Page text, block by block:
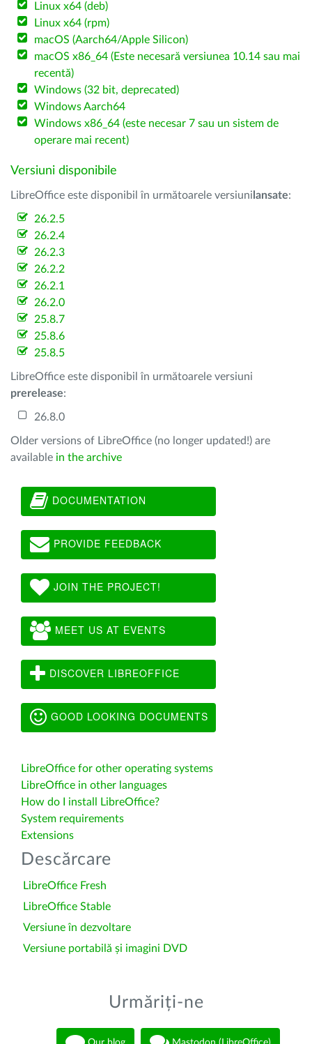
Linux x64 (deb)
Linux x64 (rpm)
macOS (Aarch64/Apple Silicon)
macOS x86_64 (Este necesară versiunea 10.14 sau mai
recentă)
Windows (32 bit, deprecated)
Windows Aarch64
Windows x86_64 (este necesar 7 sau un sistem de
operare mai recent)
Versiuni disponibile
LibreOffice este disponibil în următoarele versiuni lansate:
26.2.5
26.2.4
26.2.3
26.2.2
26.2.1
26.2.0
25.8.7
25.8.6
25.8.5
LibreOffice este disponibil în următoarele versiuni
prerelease:
26.8.0
Older versions of LibreOffice (no longer updated!) are
available in the archive
DOCUMENTATION
PROVIDE FEEDBACK
JOIN THE PROJECT!
MEET US AT EVENTS
DISCOVER LIBREOFFICE
GOOD LOOKING DOCUMENTS
LibreOffice for other operating systems
LibreOffice in other languages
How do I install LibreOffice?
System requirements
Extensions
Descărcare
LibreOffice Fresh
LibreOffice Stable
Versiune în dezvoltare
Versiune portabilă și imagini DVD
Urmăriți-ne